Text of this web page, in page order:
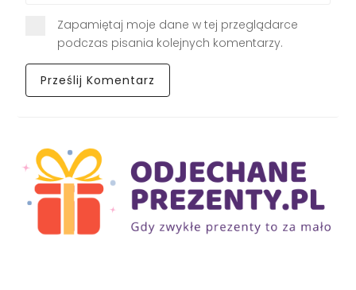
Zapamiętaj moje dane w tej przeglądarce
podczas pisania kolejnych komentarzy.